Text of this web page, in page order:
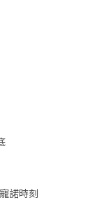
諾時刻